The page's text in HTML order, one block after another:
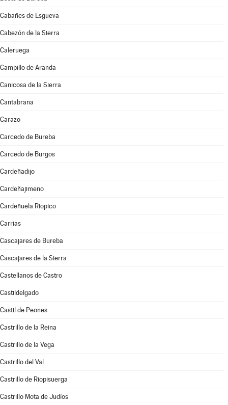
Cabañes de Esgueva
Cabezón de la Sierra
Caleruega
Campillo de Aranda
Canicosa de la Sierra
Cantabrana
Carazo
Carcedo de Bureba
Carcedo de Burgos
Cardeñadijo
Cardeñajimeno
Cardeñuela Riopico
Carrias
Cascajares de Bureba
Cascajares de la Sierra
Castellanos de Castro
Castildelgado
Castil de Peones
Castrillo de la Reina
Castrillo de la Vega
Castrillo del Val
Castrillo de Riopisuerga
Castrillo Mota de Judíos